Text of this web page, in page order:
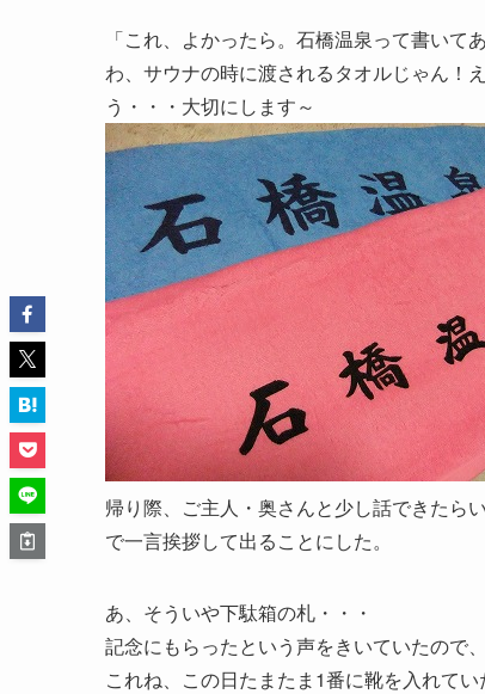
「これ、よかったら。石橋温泉って書いて
わ、サウナの時に渡されるタオルじゃん！
う・・・大切にします～
帰り際、ご主人・奥さんと少し話できたら
で一言挨拶して出ることにした。
あ、そういや下駄箱の札・・・
記念にもらったという声をきいていたので
これね、この日たまたま1番に靴を入れて